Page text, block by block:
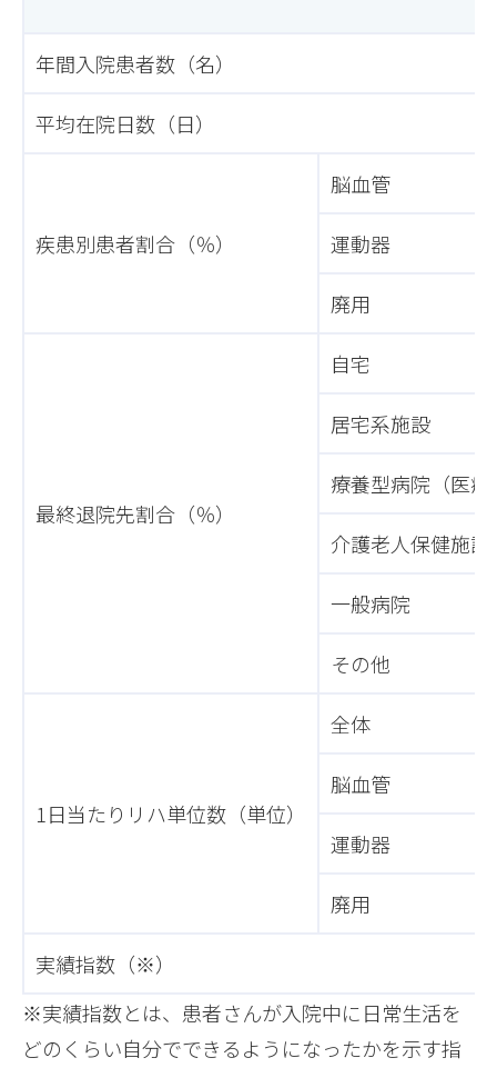
年間入院患者数（名）
平均在院日数（日）
疾患別患者割合（％）
脳血管
運動器
廃用
最終退院先割合（％）
自宅
居宅系施設
療養型病院（医
介護老人保健施設
一般病院
その他
1日当たりリハ単位数（単位）
全体
脳血管
運動器
廃用
実績指数（※）
※実績指数とは、患者さんが入院中に日常生活を
どのくらい自分でできるようになったかを示す指